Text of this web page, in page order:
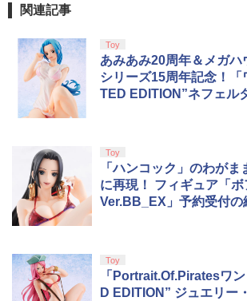
￥8,698
第三章 蛇神 (オリジナ
巾着＋メーカー特典:【
剣、十翼より来たる！
しイラストボード付)
関連記事
Toy
あみあみ20周年＆メガハ
シリーズ15周年記念！「
TED EDITION”ネフェル
B_R 1/8 完成品フィギュ
Toy
「ハンコック」のわが
に再現！ フィギュア「
Ver.BB_EX」予約受付の
Toy
「Portrait.Of.Piratesワ
D EDITION” ジュエリー